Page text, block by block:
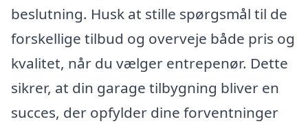
beslutning. Husk at stille spørgsmål til de
forskellige tilbud og overveje både pris og
kvalitet, når du vælger entrepenør. Dette
sikrer, at din garage tilbygning bliver en
succes, der opfylder dine forventninger